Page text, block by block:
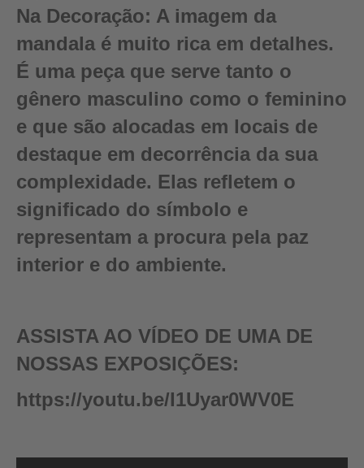
Na Decoração: A imagem da
mandala é muito rica em detalhes.
É uma peça que serve tanto o
gênero masculino como o feminino
e que são alocadas em locais de
destaque em decorrência da sua
complexidade. Elas refletem o
significado do símbolo e
representam a procura pela paz
interior e do ambiente.
ASSISTA AO VÍDEO DE UMA DE
NOSSAS EXPOSIÇÕES:
https://youtu.be/I1Uyar0WV0E